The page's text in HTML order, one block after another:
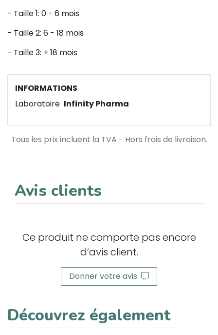
- Taille 1: 0 - 6 mois
- Taille 2: 6 - 18 mois
- Taille 3: + 18 mois
INFORMATIONS
Laboratoire Infinity Pharma
Tous les prix incluent la TVA - Hors frais de livraison.
Avis clients
Ce produit ne comporte pas encore
d’avis client.
Donner votre avis
Découvrez également